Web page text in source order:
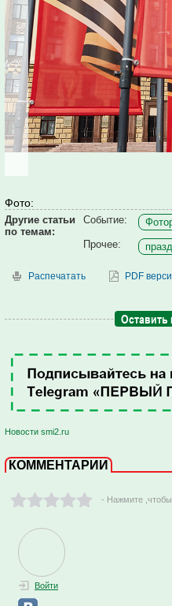
Фото:
Другие статьи
по темам:
Событие:
Прочее:
Распечатать PDF
Оставить
Новости smi2.ru
КОММЕНТАРИИ
- Нажмите ,чтобы
Войти